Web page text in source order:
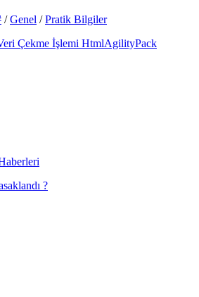
/Genel /Pratik Bilgiler
Çekme İşlemi HtmlAgilityPack
?